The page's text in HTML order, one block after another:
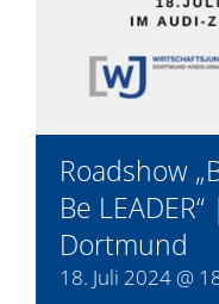
Roadshow
Be
Dortmund
18. Juli 2024 @